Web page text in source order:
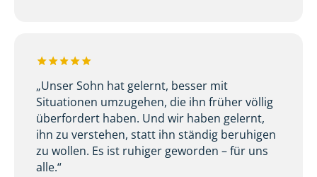
„Unser Sohn hat gelernt, besser mit
Situationen umzugehen, die ihn früher völlig
überfordert haben. Und wir haben gelernt,
ihn zu verstehen, statt ihn ständig beruhigen
zu wollen. Es ist ruhiger geworden – für uns
alle.“